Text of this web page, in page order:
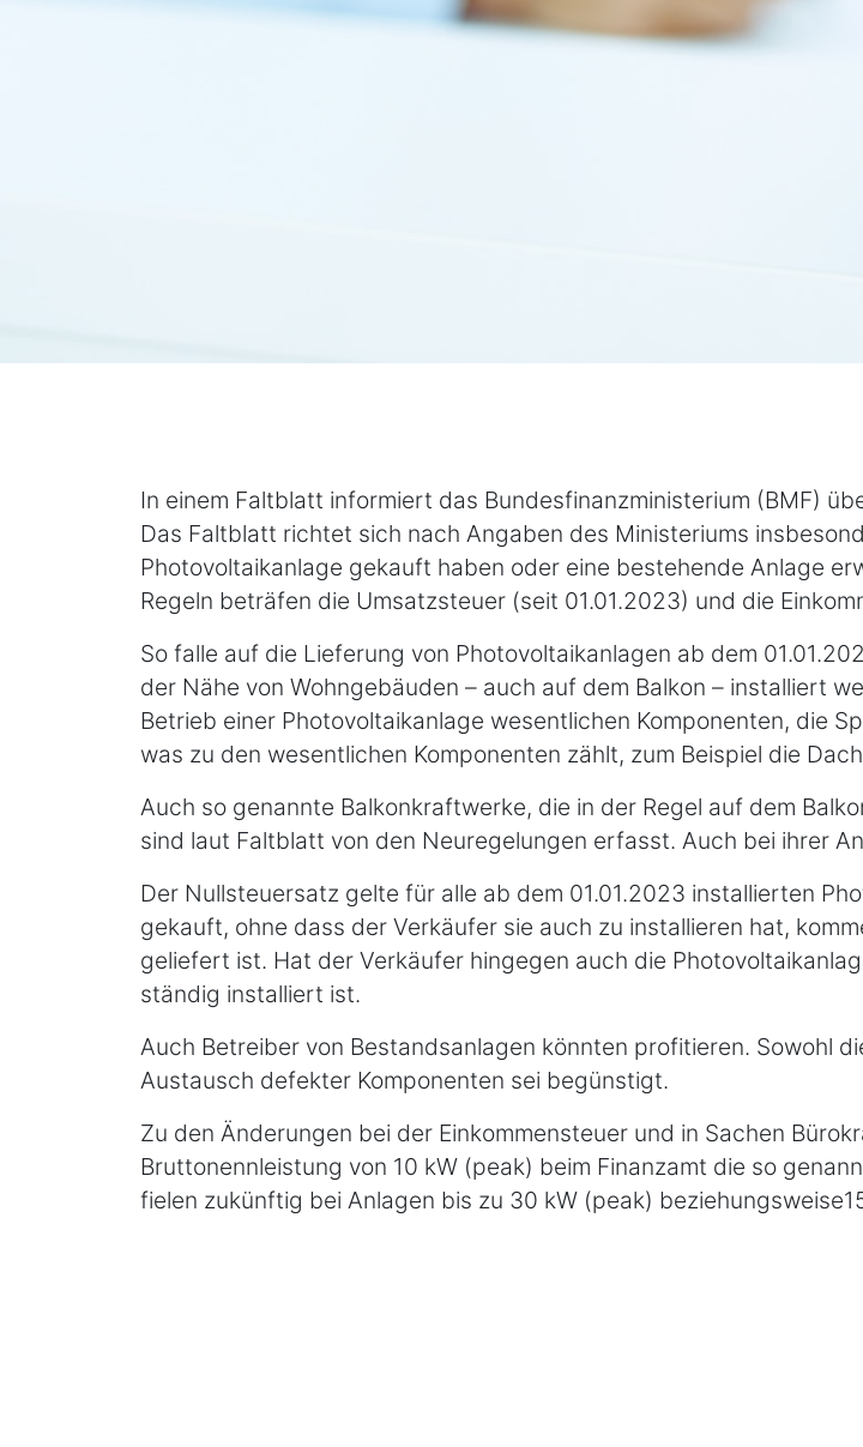
In einem Faltblatt informiert das Bundesfinanzministerium (BMF)
Das Faltblatt richtet sich nach Angaben des Ministeriums
Photovoltaikanlage gekauft haben oder eine bestehende Anlage
Regeln beträfen die Umsatzsteuer (seit 01.01.2023) und die
So falle auf die Lieferung von Photovoltaikanlagen ab dem
der Nähe von Wohngebäuden – auch auf dem Balkon – installiert
Betrieb einer Photovoltaikanlage wesentlichen Komponenten, die
was zu den wesentlichen Komponenten zählt, zum Beispiel die
Auch so genannte Balkonkraftwerke, die in der Regel auf dem
sind laut Faltblatt von den Neuregelungen erfasst. Auch bei ihrer
Der Nullsteuersatz gelte für alle ab dem 01.01.2023 installierten
gekauft, ohne dass der Verkäufer sie auch zu installieren hat,
geliefert ist. Hat der Verkäufer hingegen auch die
ständig installiert ist.
Auch Betreiber von Bestandsanlagen könnten profitieren. Sowohl
Austausch defekter Komponenten sei begünstigt.
Zu den Änderungen bei der Einkommensteuer und in Sachen
Bruttonennleistung von 10 kW (peak) beim Finanzamt die so
fielen zukünftig bei Anlagen bis zu 30 kW (peak)